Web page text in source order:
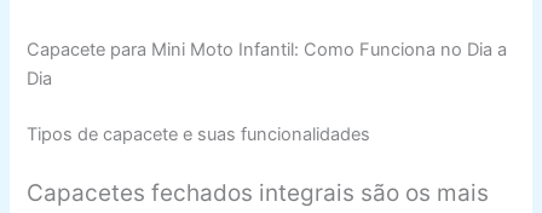
Capacete para Mini Moto Infantil: Como Funciona no Dia a
Dia
Tipos de capacete e suas funcionalidades
Capacetes fechados integrais são os mais